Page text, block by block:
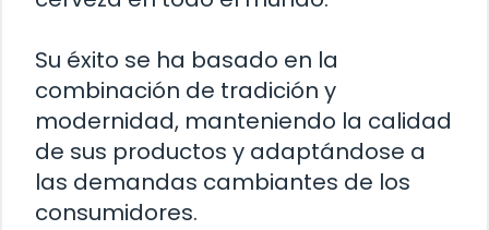
Su éxito se ha basado en la
combinación de tradición y
modernidad, manteniendo la calidad
de sus productos y adaptándose a
las demandas cambiantes de los
consumidores.